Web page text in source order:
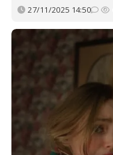
27/11/2025 14:50